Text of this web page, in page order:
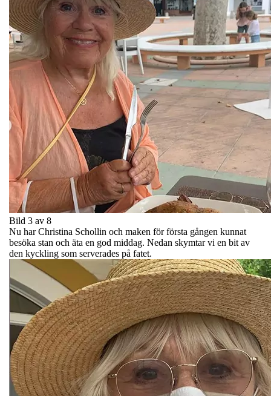
Bild 3 av 8
Nu har Christina Schollin och maken för första gången kunnat
besöka stan och äta en god middag. Nedan skymtar vi en bit av
den kyckling som serverades på fatet.